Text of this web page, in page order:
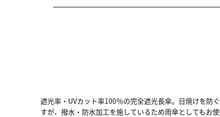
遮光率・UVカット率100％の完全遮光長傘。日焼けを防
すが、撥水・防水加工を施しているため雨傘としてもお